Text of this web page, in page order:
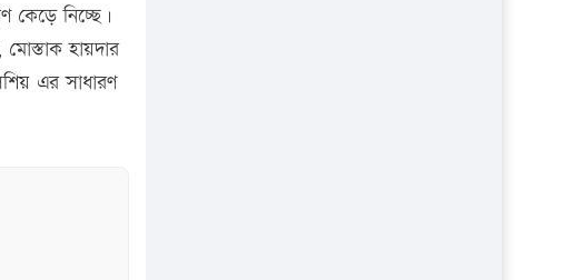
কেড়ে নিচ্ছে।
হায়দার
এর সাধারণ